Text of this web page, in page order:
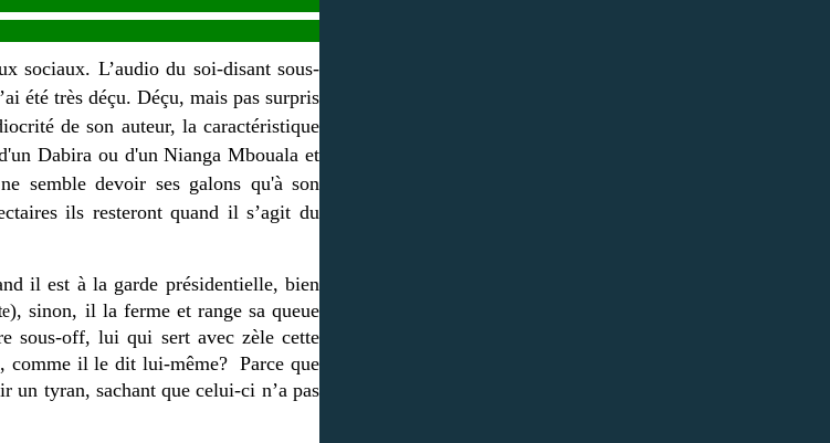
sociaux. L’audio du soi-disant sous-
été très déçu. Déçu, mais pas surpris
de son auteur, la caractéristique
Dabira ou d'un Nianga Mbouala et
semble devoir ses galons qu'à son
ils resteront quand il s’agit du
il est à la garde présidentielle, bien
), sinon, il la ferme et range sa queue
sous-off, lui qui sert avec zèle cette
comme il le dit lui-même? Parce que
un tyran, sachant que celui-ci n’a pas